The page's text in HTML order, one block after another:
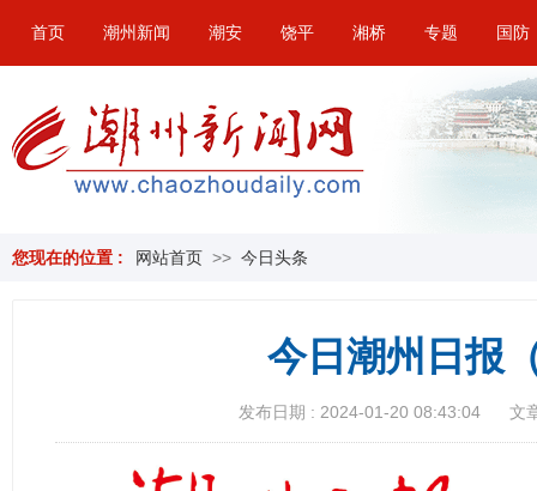
首页 潮州新闻 潮安 饶平 湘桥 专题 国防
您现在的位置 : 网站首页 >> 今日头条
今日潮州日报
发布日期 : 2024-01-20 08:43:04 文